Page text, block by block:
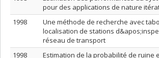
pour des applications de nature
1998
Une méthode de recherche avec
localisation de stations
réseau de transport
1998
Estimation de la probabilité de ruine